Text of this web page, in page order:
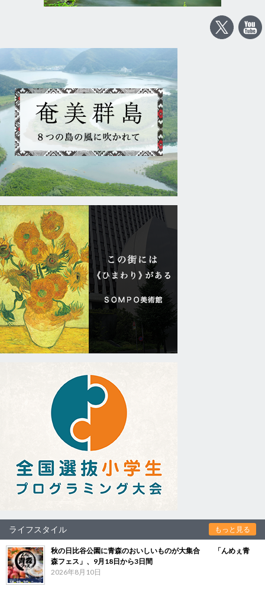
ライフスタイル もっと見る
秋の日比谷公園に青森のおいしいものが大集合 「んめぇ青
森フェス」、9月18日から3日間
2026年8月10日